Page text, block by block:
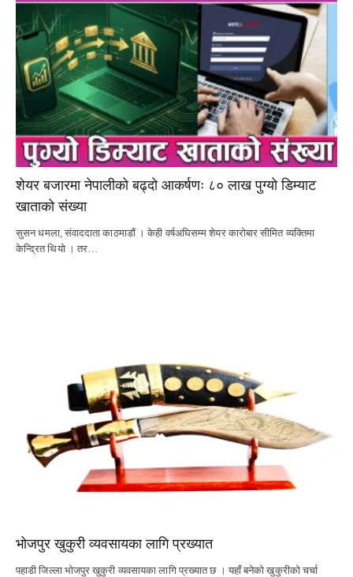
शेयर बजारमा नेपालीको बढ्दो आकर्षणः ८० लाख पुग्यो डिम्याट
खाताको संख्या
सुसन धमला, संवाददाता काठमाडौं । केही वर्षअघिसम्म शेयर कारोबार सीमित व्यक्तिमा
केन्द्रित थियो । तर…
भोजपुर खुकुरी व्यवसायका लागि प्रख्यात
पहाडी जिल्ला भोजपुर खुकुरी व्यवसायका लागि प्रख्यात छ । यहाँ बनेको खुकुरीको चर्चा